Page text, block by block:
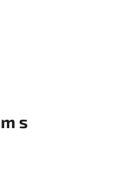
s